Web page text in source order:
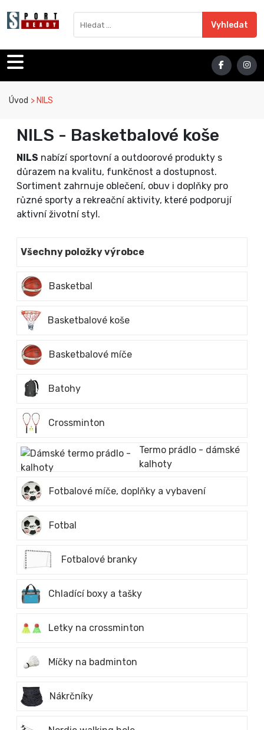
Sport Ready
Vyhledat
Úvod NILS
NILS - Basketbalové koše
NILS nabízí sportovní a outdoorové produkty s
důrazem na kvalitu, funkčnost a dostupnost.
Sortiment zahrnuje oblečení, obuv i doplňky pro
různé sporty a rekreační aktivity, které podporují
aktivní životní styl.
Všechny položky výrobce
Basketbal
Basketbalové koše
Basketbalové míče
Batohy
Crossminton
Termo prádlo - dámské
kalhoty
Fotbalové míče, doplňky a vybavení
Fotbal
Fotbalové branky
Chladící boxy a tašky
Letky na crossminton
Míčky na badminton
Nákrčníky